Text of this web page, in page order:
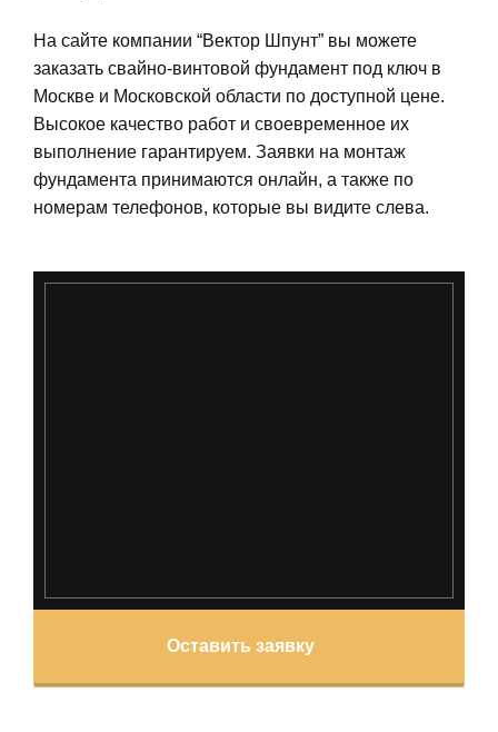
На сайте компании “Вектор Шпунт” вы можете
заказать свайно-винтовой фундамент под ключ в
Москве и Московской области по доступной цене.
Высокое качество работ и своевременное их
выполнение гарантируем. Заявки на монтаж
фундамента принимаются онлайн, а также по
номерам телефонов, которые вы видите слева.
Оставить заявку